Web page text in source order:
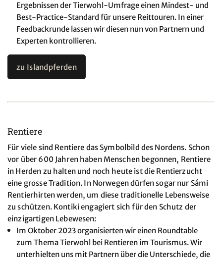
Ergebnissen der Tierwohl-Umfrage einen Mindest- und
Best-Practice-Standard für unsere Reittouren. In einer
Feedbackrunde lassen wir diesen nun von Partnern und
Experten kontrollieren.
zu Islandpferden
Rentiere
Für viele sind Rentiere das Symbolbild des Nordens. Schon
vor über 600 Jahren haben Menschen begonnen, Rentiere
in Herden zu halten und noch heute ist die Rentierzucht
eine grosse Tradition. In Norwegen dürfen sogar nur Sámi
Rentierhirten werden, um diese traditionelle Lebensweise
zu schützen. Kontiki engagiert sich für den Schutz der
einzigartigen Lebewesen:
Im Oktober 2023 organisierten wir einen Roundtable
zum Thema Tierwohl bei Rentieren im Tourismus. Wir
unterhielten uns mit Partnern über die Unterschiede, die